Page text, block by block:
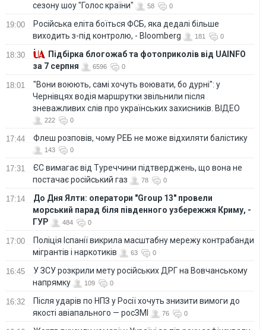
сезону шоу "Голос країни"
58 0
19:00
Російська еліта боїться ФСБ, яка дедалі більше
виходить з-під контролю, - Bloomberg
181 0
18:30
Підбірка блогожаб та фотоприколів від UAINFO
за 7 серпня
6596 0
18:01
"Вони воюють, самі хочуть воювати, бо дурні": у
Чернівцях водія маршрутки звільнили після
зневажливих слів про українських захисників. ВІДЕО
222 0
17:44 Флеш розповів, чому РЕБ не може відхиляти балістику
143 0
17:31
ЄС вимагає від Туреччини підтверджень, що вона не
постачає російський газ
78 0
17:14
До Дня Ялти: оператори "Group 13" провели
морський парад біля південного узбережжя Криму, -
ГУР
484 0
17:00
Поліція Іспанії викрила масштабну мережу контрабанди
мігрантів і наркотиків
63 0
16:45
У ЗСУ розкрили мету російських ДРГ на Вовчанському
напрямку
109 0
16:32
Після ударів по НПЗ у Росії хочуть знизити вимоги до
якості авіапального — росЗМІ
76 0